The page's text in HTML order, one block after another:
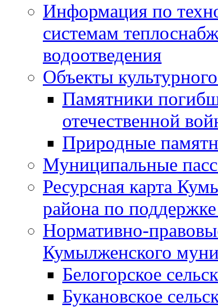
Информация по
системам
водоотведения
Объекты
Памятники
отечественной
Природные
Муниципальные
Ресурсная карта
района по
Нормативно-
Кумылженского
Белогорское
Букановское